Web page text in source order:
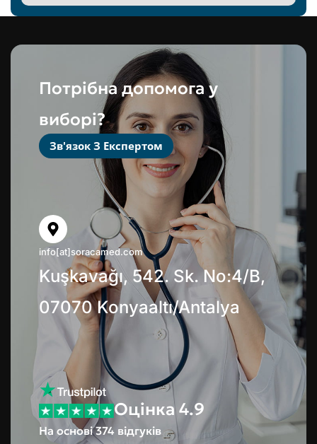
Потрібна допомога у
виборі?
Зв'язок З Експертом
info[at]soracamed.com
Kuşkavağı, 542. Sk. No:4/B,
07070 Konyaaltı/Antalya
Оцінка 4.9
На основі 374 відгуків